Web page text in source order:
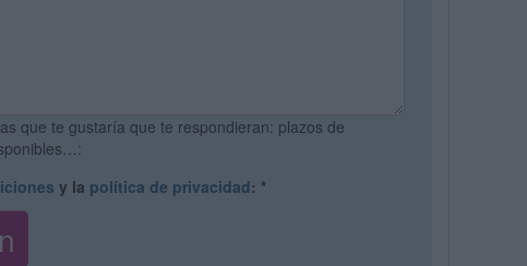
que te gustaría que te respondieran: plazos de
y la política de privacidad: *